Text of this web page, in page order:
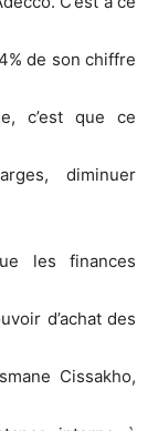
de son chiffre
c’est que ce
diminuer
les finances
d’achat des
Cissakho,